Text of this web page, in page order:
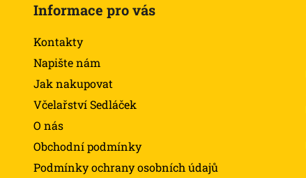
Informace pro vás
Kontakty
Napište nám
Jak nakupovat
Včelařství Sedláček
O nás
Obchodní podmínky
Podmínky ochrany osobních údajů